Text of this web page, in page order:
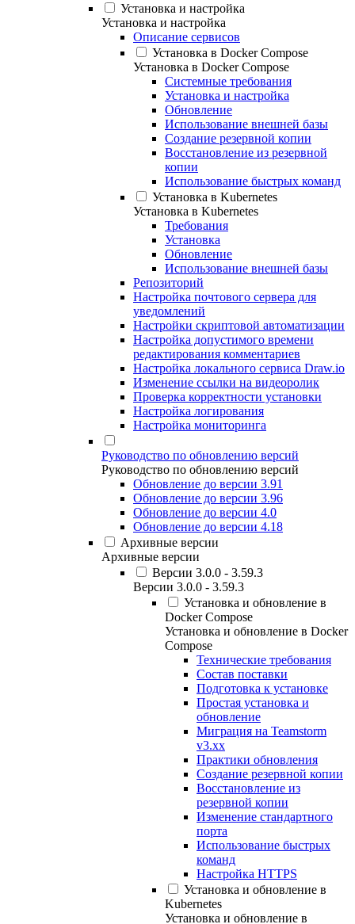
Установка и настройка
Установка и настройка
Описание сервисов
Установка в Docker Compose
Установка в Docker Compose
Системные требования
Установка и настройка
Обновление
Использование внешней базы
Создание резервной копии
Восстановление из резервной
копии
Использование быстрых команд
Установка в Kubernetes
Установка в Kubernetes
Требования
Установка
Обновление
Использование внешней базы
Репозиторий
Настройка почтового сервера для
уведомлений
Настройки скриптовой автоматизации
Настройка допустимого времени
редактирования комментариев
Настройка локального сервиса Draw.io
Изменение ссылки на видеоролик
Проверка корректности установки
Настройка логирования
Настройка мониторинга
Руководство по обновлению версий
Руководство по обновлению версий
Обновление до версии 3.91
Обновление до версии 3.96
Обновление до версии 4.0
Обновление до версии 4.18
Архивные версии
Архивные версии
Версии 3.0.0 - 3.59.3
Версии 3.0.0 - 3.59.3
Установка и обновление в
Docker Compose
Установка и обновление в Docker
Compose
Технические требования
Состав поставки
Подготовка к установке
Простая установка и
обновление
Миграция на Teamstorm
v3.xx
Практики обновления
Создание резервной копии
Восстановление из
резервной копии
Изменение стандартного
порта
Использование быстрых
команд
Настройка HTTPS
Установка и обновление в
Kubernetes
Установка и обновление в